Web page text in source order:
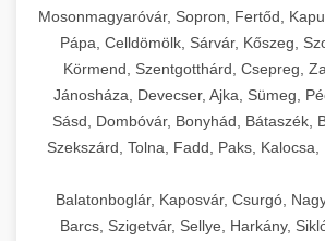
weboldal-keszites.co
elkötelezettség erősítési
Fejlett AI-alapú Google Ads és
kampánykezelés.
költségvetését gépi
automatizálással.
aikampany.hu AI hirdetési
🍞 20. Ipari Dagasztógép
Professzionális ipari
tésztakeverő gépek pékségek és
konyhák számára. Masszív
megbízható
🔪 21. Ipari Szeletelőgép
Ipari hús- és sajtszeletelő gépek
élelmiszer-előkészítéshez.
📦 22. Vákuumozó Gép
Mosonmagyaróvár, Sopron, Fertőd,
Pápa, Celldömölk, Sárvár, Kőszeg,
Körmend, Szentgotthárd, Csepreg,
Jánosháza, Devecser, Ajka, Sümeg,
Sásd, Dombóvár, Bonyhád, Bátaszék,
Szekszárd, Tolna, Fadd, Paks, Kalocsa,
Balatonboglár, Kaposvár, Csurgó,
Barcs, Szigetvár, Sellye, Harkány,